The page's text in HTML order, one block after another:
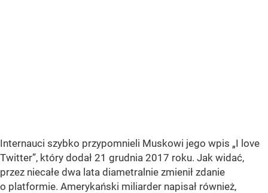
Internauci szybko przypomnieli Muskowi jego wpis „I love
Twitter”, który dodał 21 grudnia 2017 roku. Jak widać,
przez niecałe dwa lata diametralnie zmienił zdanie
o platformie. Amerykański miliarder napisał również,